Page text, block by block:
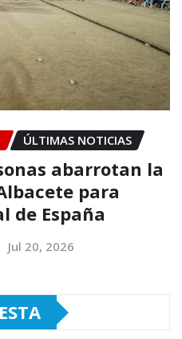
ÚLTIMAS NOTICIAS
abarrotan la
para
de España
Jul 20, 2026